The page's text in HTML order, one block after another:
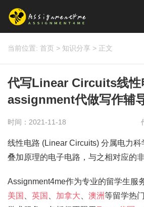
当前位置: 首页 > 知识分享 > 正文
代写Linear Circuits线性
assignment代做写作辅
时间：2021-11-18
线性电路 (Linear Circuits) 分属电力
叠加原理的电子电路，与之相对应的非
Assignment4me作为专业的留学生服
美国
英国 加拿大 澳洲等留学热